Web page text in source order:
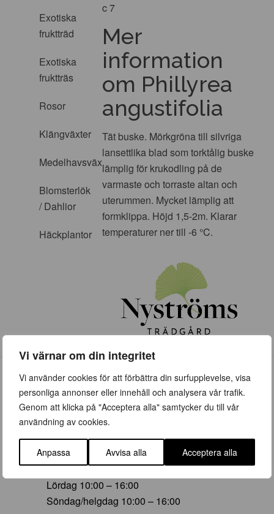
Vi värnar om din integritet
Vi använder cookies för att förbättra din surfupplevelse, visa
personliga annonser eller innehåll och analysera vår trafik.
Genom att klicka på "Acceptera alla" samtycker du till vår
användning av cookies.
Anpassa Avvisa alla Acceptera alla
Exotiska
fruktträd
Exotiska
fruktträs
Rosor
Klängväxter
Medelhavsväxter
Blomsterlök
/ Dahlior
Häckplantor
c 7
Mer
information
om Phillyrea
angustifolia
Tät buske. Mörkgröna till silvriga
lansettlika blad som torktålig buske
lämplig för krukodling på de
varmaste och torraste altan och
uterummen. Mycket lämplig att
formklippa. Höjd 1,5-2m. Klarar
temperaturer ner till -6 °C.
ÖPPETTIDER
Vår (23 mars – 28 juni)
Vardagar 09:00 – 19:00
Lördag 10:00 – 16:00
Söndag/helgdag 10:00 – 16:00